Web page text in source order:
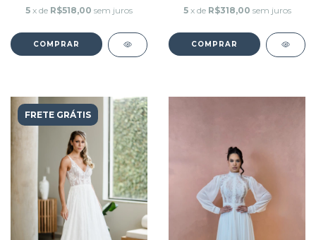
5 x de R$518,00 sem juros
COMPRAR
5 x de R$318,00 sem juros
COMPRAR
FRETE GRÁTIS